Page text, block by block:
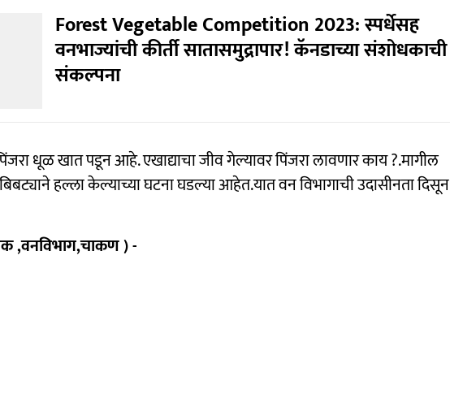
Forest Vegetable Competition 2023: स्पर्धेसह
वनभाज्यांची कीर्ती सातासमुद्रापार! कॅनडाच्या संशोधकाची
संकल्पना
धूळ खात पडून आहे. एखाद्याचा जीव गेल्यावर पिंजरा लावणार काय ?.मागील
हल्ला केल्याच्या घटना घडल्या आहेत.यात वन विभागाची उदासीनता दिसून
,वनविभाग,चाकण ) -